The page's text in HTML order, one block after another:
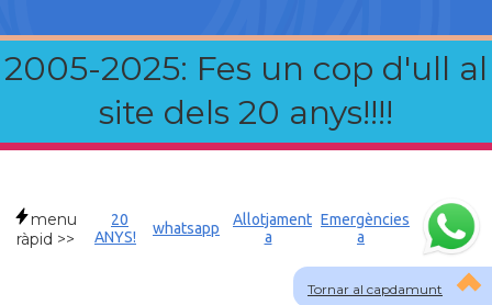
2005-2025: Fes un cop d'ull al
site dels 20 anys!!!!
Tornar al capdamunt
menu
ràpid >>
20
ANYS!
whatsapp
Allotjament
a
Emergències
a